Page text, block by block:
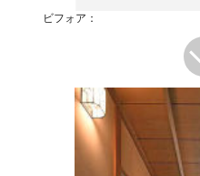
ビフォア：